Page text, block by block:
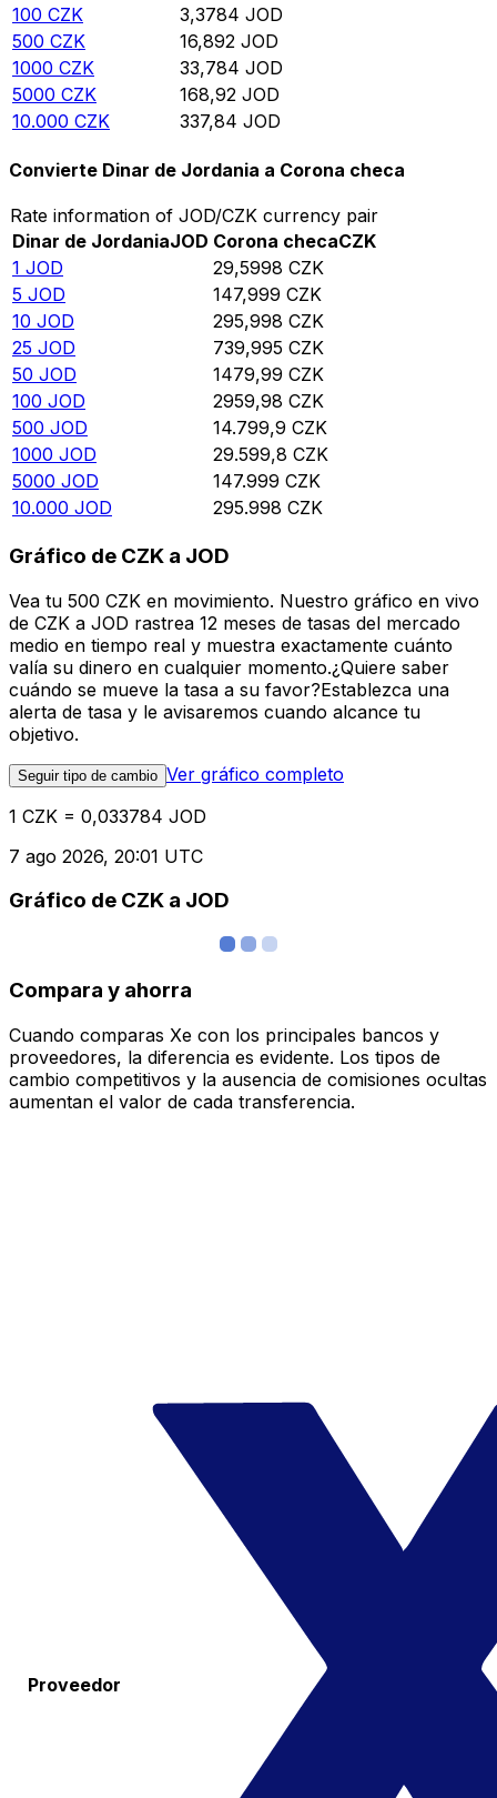
100 CZK 3,3784 JOD
500 CZK 16,892 JOD
1000 CZK 33,784 JOD
5000 CZK 168,92 JOD
10.000 CZK 337,84 JOD
Convierte Dinar de Jordania a Corona checa
Rate information of JOD/CZK currency pair
Dinar de JordaniaJOD Corona checaCZK
1 JOD 29,5998 CZK
5 JOD 147,999 CZK
10 JOD 295,998 CZK
25 JOD 739,995 CZK
50 JOD 1479,99 CZK
100 JOD 2959,98 CZK
500 JOD 14.799,9 CZK
1000 JOD 29.599,8 CZK
5000 JOD 147.999 CZK
10.000 JOD 295.998 CZK
Gráfico de CZK a JOD
Vea tu 500 CZK en movimiento. Nuestro gráfico en vivo
de CZK a JOD rastrea 12 meses de tasas del mercado
medio en tiempo real y muestra exactamente cuánto
valía su dinero en cualquier momento.¿Quiere saber
cuándo se mueve la tasa a su favor?Establezca una
alerta de tasa y le avisaremos cuando alcance tu
objetivo.
Seguir tipo de cambio Ver gráfico completo
1 CZK = 0,033784 JOD
7 ago 2026, 20:01 UTC
Gráfico de CZK a JOD
Compara y ahorra
Cuando comparas Xe con los principales bancos y
proveedores, la diferencia es evidente. Los tipos de
cambio competitivos y la ausencia de comisiones ocultas
aumentan el valor de cada transferencia.
Proveedor